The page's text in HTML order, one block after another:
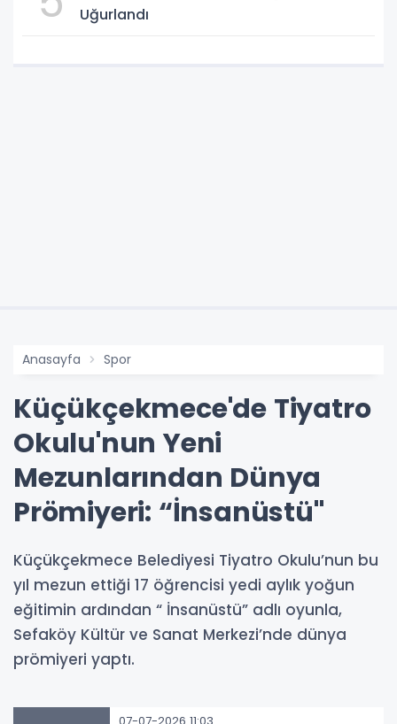
Uğurlandı
Anasayfa Spor
Küçükçekmece'de Tiyatro
Okulu'nun Yeni
Mezunlarından Dünya
Prömiyeri: “İnsanüstü"
Küçükçekmece Belediyesi Tiyatro Okulu’nun bu
yıl mezun ettiği 17 öğrencisi yedi aylık yoğun
eğitimin ardından “ İnsanüstü” adlı oyunla,
Sefaköy Kültür ve Sanat Merkezi’nde dünya
prömiyeri yaptı.